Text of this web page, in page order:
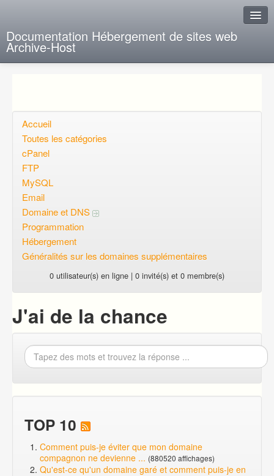
Documentation Hébergement de sites web
Archive-Host
Questions ouvertes
Voulez-vous vous inscrire?
Connexion
Accueil
Toutes les catégories
cPanel
FTP
MySQL
Email
Domaine et DNS
Programmation
Hébergement
Généralités sur les domaines supplémentaires
0 utilisateur(s) en ligne | 0 invité(s) et 0 membre(s)
J'ai de la chance
TOP 10
Comment puis-je éviter que mon domaine
compagnon ne devienne ... (880520 affichages)
Qu'est-ce qu'un domaine garé et comment puis-je en